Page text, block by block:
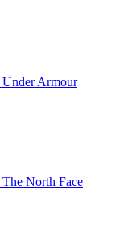
Under Armour
The North Face